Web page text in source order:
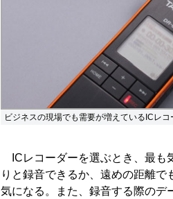
ビジネスの現場でも需要が増えているICレ
ICレコーダーを選ぶとき、最も
りと録音できるか、遠めの距離
気になる。また、録音する際のデ